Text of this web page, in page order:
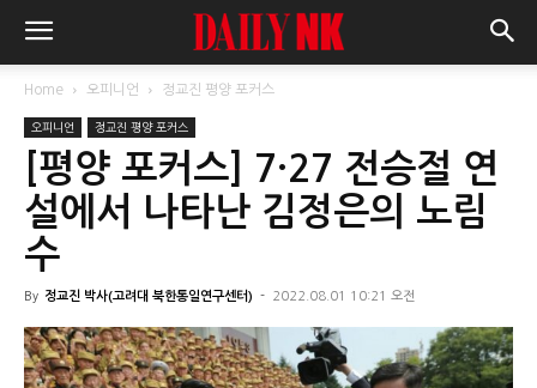
Home 오피니언 정교진 평양 포커스
오피니언 정교진 평양 포커스
[평양 포커스] 7·27 전승절 연
설에서 나타난 김정은의 노림
수
By 정교진 박사(고려대 북한통일연구센터) - 2022.08.01 10:21 오전